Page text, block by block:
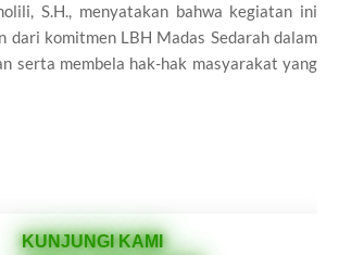
S.H., menyatakan bahwa kegiatan ini
dari komitmen LBH Madas Sedarah dalam
serta membela hak-hak masyarakat yang
KUNJUNGI KAMI